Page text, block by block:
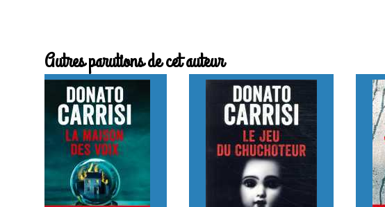
Autres parutions de cet auteur